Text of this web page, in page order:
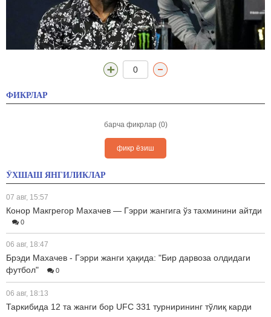
0
ФИКРЛАР
барча фикрлар (0)
фикр ёзиш
ЎХШАШ ЯНГИЛИКЛАР
07 авг, 15:57
Конор Макгрегор Махачев — Гэрри жангига ўз тахминини айтди
0
06 авг, 18:47
Брэди Махачев - Гэрри жанги ҳақида: "Бир дарвоза олдидаги
футбол"
0
06 авг, 18:13
Таркибида 12 та жанги бор UFC 331 турнирининг тўлиқ карди